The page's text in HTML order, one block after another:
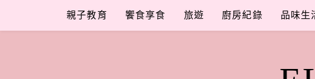
content
親子教育 饗食享食 旅遊 廚房紀錄 品味生